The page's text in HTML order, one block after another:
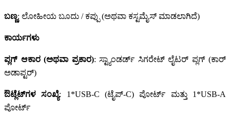
ಬಣ್ಣ: ಲೋಹೀಯ ಬೂದು / ಕಪ್ಪು (ಅಥವಾ ಕಸ್ಟಮೈಸ್ ಮಾಡಲಾಗಿದೆ)
ಕಾರ್ಯಗಳು
ಪ್ಲಗ್ ಆಕಾರ (ಅಥವಾ ಪ್ರಕಾರ): ಸ್ಟ್ಯಾಂಡರ್ಡ್ ಸಿಗರೇಟ್ ಲೈಟರ್ ಪ್ಲಗ್ (ಕಾರ್
ಅಡಾಪ್ಟರ್)
ಔಟ್ಲೆಟ್‌ಗಳ ಸಂಖ್ಯೆ: 1*USB-C (ಟೈಪ್-C) ಪೋರ್ಟ್ ಮತ್ತು 1*USB-A
ಪೋರ್ಟ್